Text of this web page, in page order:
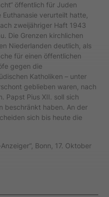
öffentlich für Juden
verurteilt hatte,
zweijähriger Haft 1943
Die Grenzen kirchlichen
Niederlanden deutlich, als
für einen öffentlichen
gegen die
Katholiken – unter
geblieben waren, nach
Papst Pius XII. soll sich
beschränkt haben. An der
sich bis heute die
Bonn, 17. Oktober